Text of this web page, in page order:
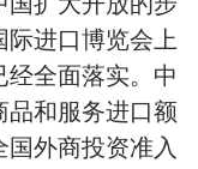
进口博览会上
全面落实。中
品和服务进口额
外商投资准入